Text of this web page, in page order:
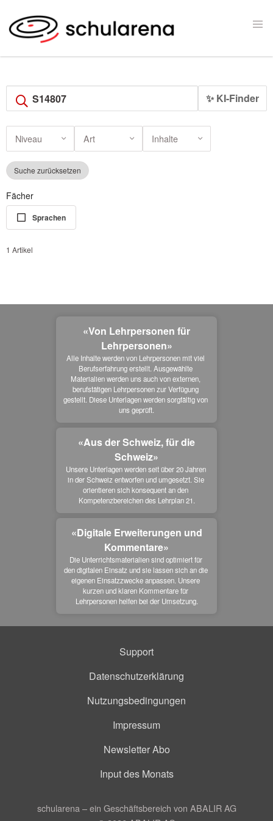
✨ KI-Finder
Niveau Art Inhalte
Suche zurücksetzen
Fächer
Sprachen
1 Artikel
«Von Lehrpersonen für
Lehrpersonen»
Alle Inhalte werden von Lehrpersonen mit viel
Berufserfahrung erstellt. Ausgewählte
Materialien werden uns auch von externen,
berufstätigen Lehrpersonen zur Verfügung
gestellt. Diese Unterlagen werden sorgfältig von
uns geprüft.
«Aus der Schweiz, für die
Schweiz»
Unsere Unterlagen werden seit über 20 Jahren
in der Schweiz entworfen und umgesetzt. Sie
orientieren sich konsequent an den
Kompetenzbereichen des Lehrplan 21.
«Digitale Erweiterungen und
Kommentare»
Die Unterrichtsmaterialien sind optimiert für
den digitalen Einsatz und sie lassen sich an die
eigenen Einsatzzwecke anpassen. Unsere
kurzen und klaren Kommentare für
Lehrpersonen helfen bei der Umsetzung.
Support
Datenschutzerklärung
Nutzungsbedingungen
Impressum
Newsletter Abo
Input des Monats
schularena – ein Geschäftsbereich von ABALIR AG